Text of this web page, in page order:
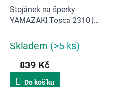
Stojánek na šperky
YAMAZAKI Tosca 2310 |
Skladem (>5 ks)
839 Kč
Do košíku